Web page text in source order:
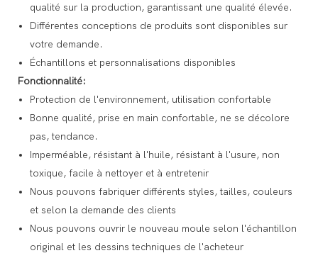
qualité sur la production, garantissant une qualité élevée.
Différentes conceptions de produits sont disponibles sur
votre demande.
Échantillons et personnalisations disponibles
Fonctionnalité:
Protection de l'environnement, utilisation confortable
Bonne qualité, prise en main confortable, ne se décolore
pas, tendance.
Imperméable, résistant à l'huile, résistant à l'usure, non
toxique, facile à nettoyer et à entretenir
Nous pouvons fabriquer différents styles, tailles, couleurs
et selon la demande des clients
Nous pouvons ouvrir le nouveau moule selon l'échantillon
original et les dessins techniques de l'acheteur